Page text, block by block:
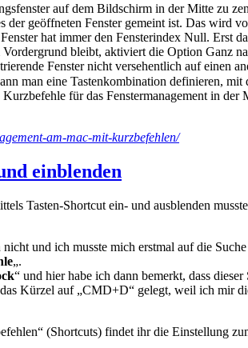
auf dem Bildschirm in der Mitte zu
geöffneten Fenster gemeint ist. Das wird
hat immer den Fensterindex Null. Erst
bleibt, aktiviert die Option Ganz
Fenster nicht versehentlich auf einen
man eine Tastenkombination definieren,
für das Fenstermanagement in
am-mac-mit-kurzbefehlen/
einblenden
Tasten-Shortcut ein- und ausblenden
und ich musste mich erstmal auf die
„.
“ und hier habe ich dann bemerkt, dass
Kürzel auf „CMD+D“ gelegt, weil ich mir
(Shortcuts) findet ihr die Einstellung